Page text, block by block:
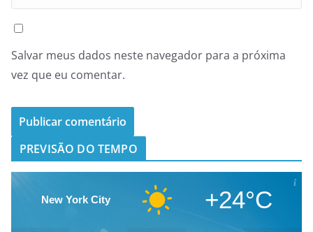
Salvar meus dados neste navegador para a próxima
vez que eu comentar.
PREVISÃO DO TEMPO
New York City +24°C